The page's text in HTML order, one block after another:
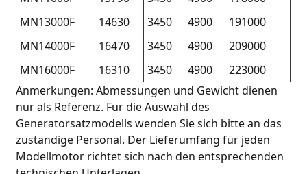
MN13000F
14630 3450 4900
191000
MN14000F
16470 3450 4900
209000
MN16000F
16310 3450 4900
223000
Anmerkungen: Abmessungen und Gewicht dienen
nur als Referenz. Für die Auswahl des
Generatorsatzmodells wenden Sie sich bitte an das
zuständige Personal. Der Lieferumfang für jeden
Modellmotor richtet sich nach den entsprechenden